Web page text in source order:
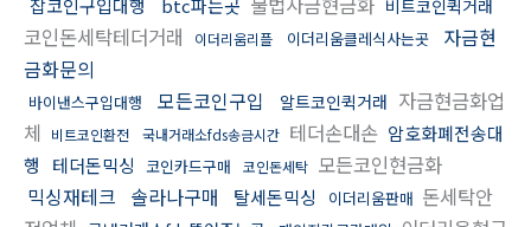
비트코인퀵거래
코인돈세탁테더거래 이더리움리플 이더리움클레식사는곳
자금현
금화문의
바이낸스구입대행 모든코인구입 알트코인퀵거래 자금현금화업
체
비트코인환전 국내거래소fds송금시간 테더손대손 암호화폐전송대
행
테더돈믹싱 코인카드구매 코인돈세탁 모든코인현금화
믹싱재테크 솔라나구매 탈세돈믹싱 이더리움판매 돈세탁안